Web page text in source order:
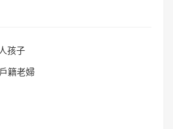
孩子
籍老婦